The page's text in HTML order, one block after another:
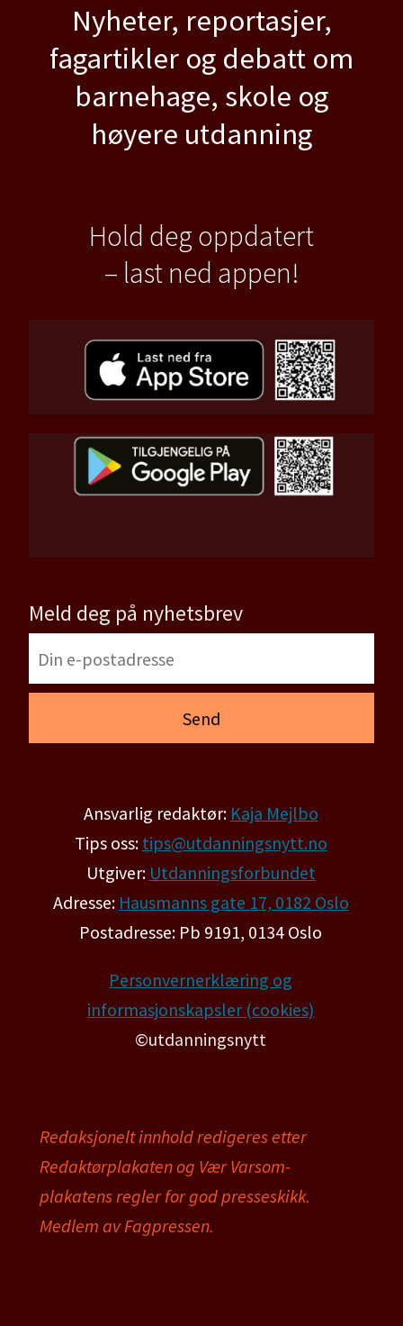
Nyheter, reportasjer,
fagartikler og debatt om
barnehage, skole og
høyere utdanning
Hold deg oppdatert
– last ned appen!
Meld deg på nyhetsbrev
Ansvarlig redaktør: Kaja Mejlbo
Tips oss: tips@utdanningsnytt.no
Utgiver: Utdanningsforbundet
Adresse: Hausmanns gate 17, 0182 Oslo
Postadresse: Pb 9191, 0134 Oslo
Personvernerklæring og
informasjonskapsler (cookies)
©utdanningsnytt
Redaksjonelt innhold redigeres etter
Redaktørplakaten og Vær Varsom-
plakatens regler for god presseskikk.
Medlem av Fagpressen.